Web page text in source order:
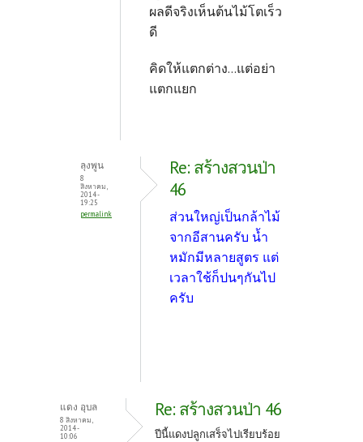
ผลดีจริงเห็นต้นไม้โตเร็ว
ดี
คิดให้แตกต่าง...แต่อย่า
แตกแยก
ลุงพูน
8
สิงหาคม,
2014 -
19:25
permalink
Re: สร้างสวนป่า
46
ส่วนใหญ่เป็นกล้าไม้
จากอีสานครับ น้ำ
หมักมีหลายสูตร แต่
เวลาใช้ก็ปนๆกันไป
ครับ
แดง อุบล
8 สิงหาคม,
2014 -
10:06
Re: สร้างสวนป่า 46
ปีนี้แดงปลูกเสร็จไปเรียบร้อย